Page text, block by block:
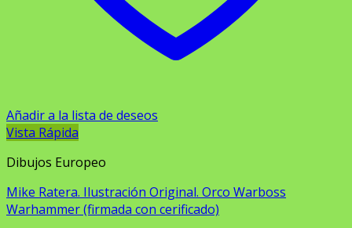
Añadir a la lista de deseos
Vista Rápida
Dibujos Europeo
Mike Ratera. Ilustración Original. Orco Warboss
Warhammer (firmada con cerificado)